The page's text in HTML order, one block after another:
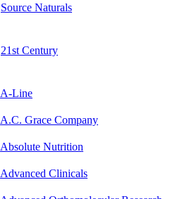
Source Naturals
21st Century
A-Line
A.C. Grace Company
Absolute Nutrition
Advanced Clinicals